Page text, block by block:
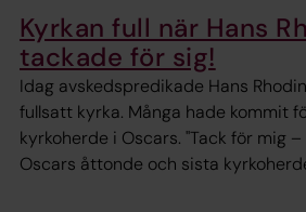
Kyrkan full när Hans
tackade för sig!
Idag avskedspredikade Hans
fullsatt kyrka. Många hade kommit
kyrkoherde i Oscars. "Tack för mig –
Oscars åttonde och sista